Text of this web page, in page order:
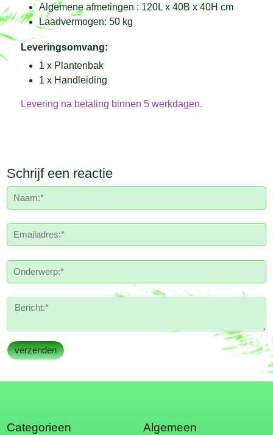
Algemene afmetingen : 120L x 40B x 40H cm
Laadvermogen: 50 kg
Leveringsomvang:
1 x Plantenbak
1 x Handleiding
Levering na betaling binnen 5 werkdagen.
Schrijf een reactie
Categorieen Algemeen